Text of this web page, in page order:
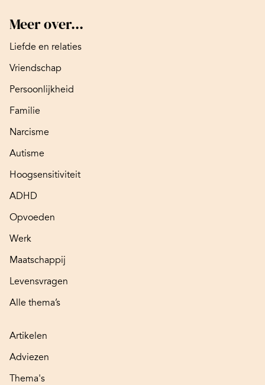
Meer over...
Liefde en relaties
Vriendschap
Persoonlijkheid
Familie
Narcisme
Autisme
Hoogsensitiviteit
ADHD
Opvoeden
Werk
Maatschappij
Levensvragen
Alle thema’s
Artikelen
Adviezen
Thema's